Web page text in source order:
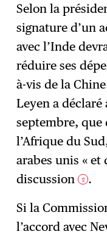
Selon la
signature d’un
avec l’Inde
réduire ses
à-vis de la
Leyen a déclaré
septembre, que
l’Afrique du
arabes unis « et
discussion 2 .
Si la
l’accord avec